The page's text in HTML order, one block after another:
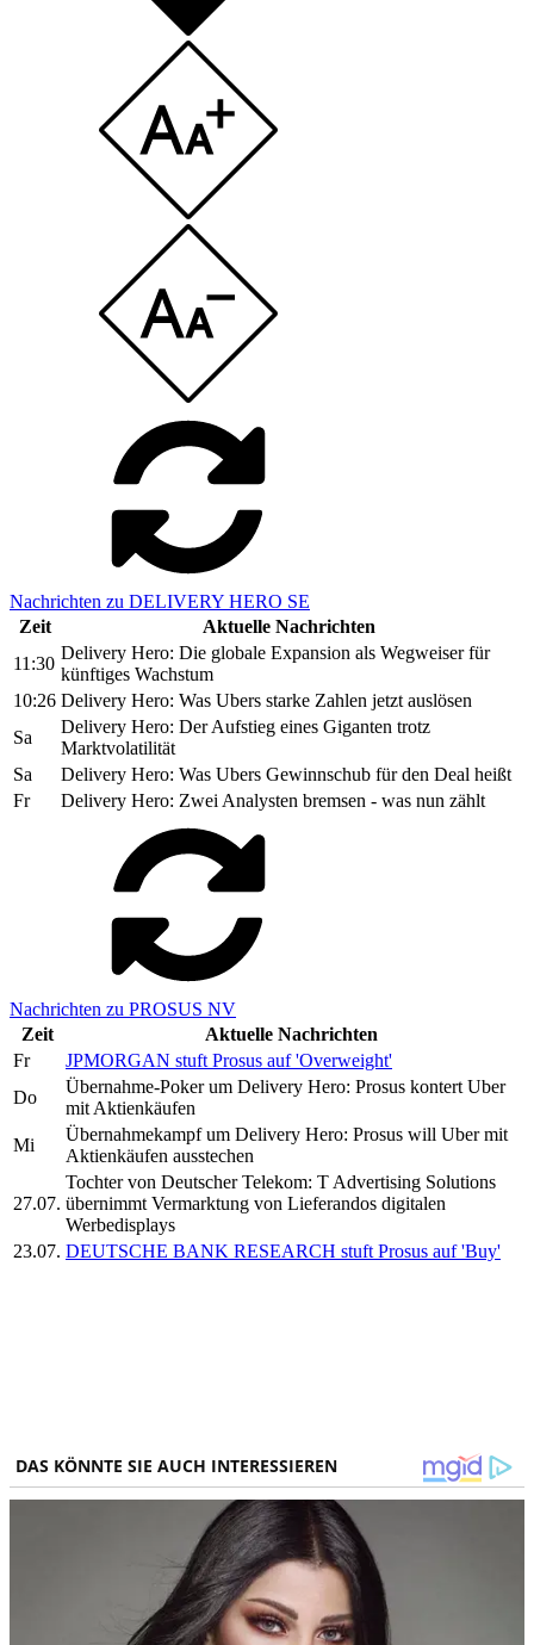
Nachrichten zu DELIVERY HERO SE
Zeit
Aktuelle Nachrichten
11:30
Delivery Hero: Die globale Expansion als Wegweiser für
künftiges Wachstum
10:26 Delivery Hero: Was Ubers starke Zahlen jetzt auslösen
Sa
Delivery Hero: Der Aufstieg eines Giganten trotz
Marktvolatilität
Sa
Delivery Hero: Was Ubers Gewinnschub für den Deal heißt
Fr
Delivery Hero: Zwei Analysten bremsen - was nun zählt
Nachrichten zu PROSUS NV
Zeit
Aktuelle Nachrichten
Fr
JPMORGAN stuft Prosus auf 'Overweight'
Do
Übernahme-Poker um Delivery Hero: Prosus kontert Uber
mit Aktienkäufen
Mi
Übernahmekampf um Delivery Hero: Prosus will Uber mit
Aktienkäufen ausstechen
27.07.
Tochter von Deutscher Telekom: T Advertising Solutions
übernimmt Vermarktung von Lieferandos digitalen
Werbedisplays
23.07. DEUTSCHE BANK RESEARCH stuft Prosus auf 'Buy'